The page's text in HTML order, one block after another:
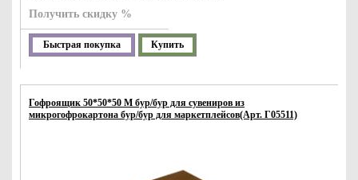
Получить скидку %
Быстрая покупка Купить
Гофроящик 50*50*50 М бур/бур для сувениров из
микрогофрокартона бур/бур для маркетплейсов(Арт. Г05511)